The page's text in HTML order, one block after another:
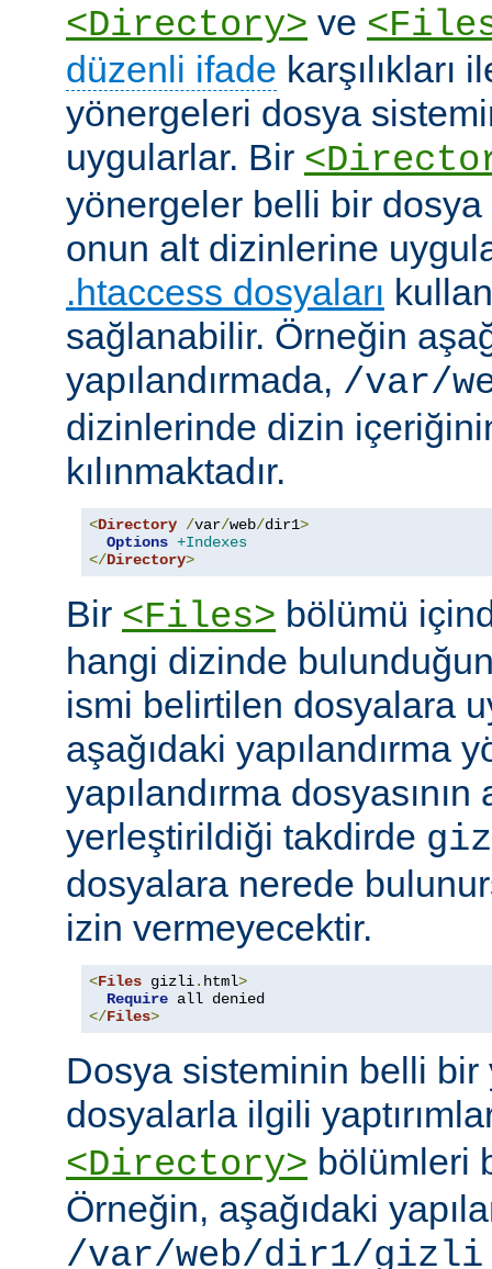
<Directory> ve
düzenli ifade karşılıkları
yönergeleri dosya
uygularlar. Bir
yönergeler belli bir
onun alt dizinlerine
.htaccess dosyaları
sağlanabilir. Örneğin
yapılandırmada, /var/
dizinlerinde dizin
kılınmaktadır.
<Directory /var/web/dir1>
Options +Indexes
</Directory>
Bir <Files> bölümü
hangi dizinde
ismi belirtilen dosyalara
aşağıdaki yapılandırma
yapılandırma
yerleştirildiği takdirde
dosyalara nerede
izin vermeyecektir.
<Files gizli. html>
Require
</Files>
Dosya sisteminin belli
dosyalarla ilgili
<Directory> bölümleri
Örneğin, aşağıdaki
/var/web/dir1/